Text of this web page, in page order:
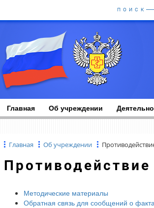
ПОИСК
Главная Об учреждении
Главная Об учреждении
Методические материалы
Обратная связь для сообщений о